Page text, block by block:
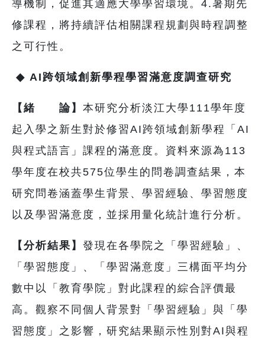
導機制，促進其適應大學學習環境。4.暑期先
修課程，將持續評估相關課程規劃與時程調整
之可行性。
◆ AI 跨領域創新學程學習滿意度調查研究
【緒 論】 本研究分析淡江大學111學年度
起入學之新生對於修習AI跨領域創新學程「AI
與程式語言」課程的滿意度。資料來源為113
學年度在校共575位學生的問卷調查結果，本
研究問卷涵蓋學生背景、學習經驗、學習態度
以及學習滿意度，並採用量化統計進行分析。
【分析結果】 發現在各學院之「學習經驗」、
「學習態度」、「學習滿意度」三構面平均分
數中以「教育學院」對此課程的綜合評價最
高。觀察不同個人背景對「學習經驗」與「學
習態度」之影響，研究結果顯示性別對AI與程